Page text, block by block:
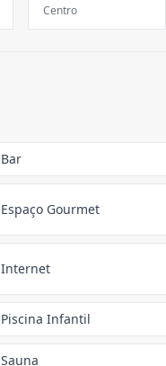
Centro
Bar
Espaço Gourmet
Internet
Piscina Infantil
Sauna